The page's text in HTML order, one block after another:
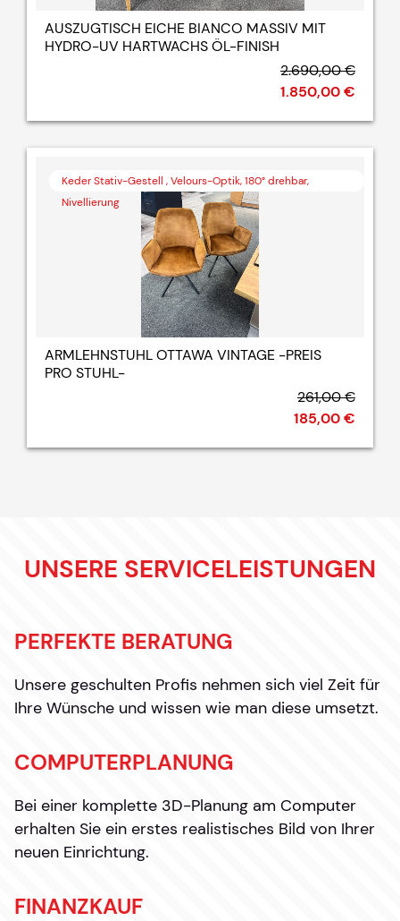
AUSZUGTISCH EICHE BIANCO MASSIV MIT
HYDRO-UV HARTWACHS ÖL-FINISH
2.690,00 €
1.850,00 €
Keder Stativ-Gestell , Velours-Optik, 180° drehbar,
Nivellierung
ARMLEHNSTUHL OTTAWA VINTAGE -PREIS
PRO STUHL-
261,00 €
185,00 €
UNSERE SERVICELEISTUNGEN
PERFEKTE BERATUNG
Unsere geschulten Profis nehmen sich viel Zeit für
Ihre Wünsche und wissen wie man diese umsetzt.
COMPUTERPLANUNG
Bei einer komplette 3D-Planung am Computer
erhalten Sie ein erstes realistisches Bild von Ihrer
neuen Einrichtung.
FINANZKAUF